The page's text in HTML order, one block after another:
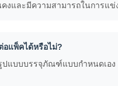
งและมีความสามารถในการแ
แพ็คได้หรือไม่?
ปแบบบรรจุภัณฑ์แบบกำหนดเอ